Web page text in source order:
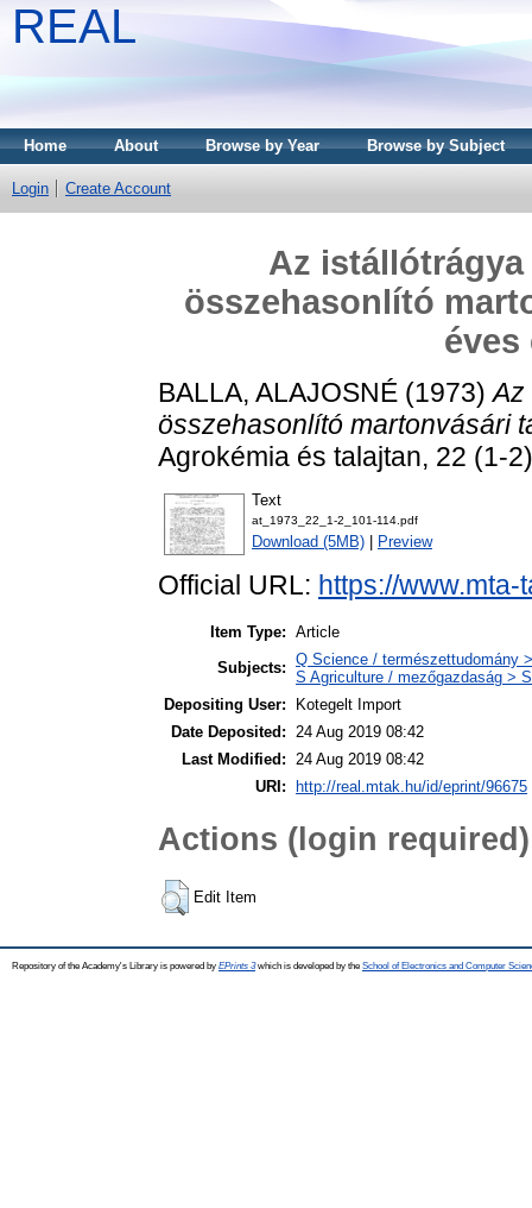
REAL
Home About Browse by Year Browse by Subject
Login Create Account
Az
összehasonlító
éves
BALLA, ALAJOSNÉ (1973)Az
összehasonlító martonvásári
Agrokémia és talajtan, 22 (1-
Text
at_1973_22_1-2_101-114.pdf
Download (5MB) Preview
Official URL: https://www.mta-
Item Type: Article
Subjects: Q Science / természettudomány
S Agriculture / mezőgazdaság >
Depositing User:
Kotegelt Import
Date Deposited: 24 Aug 2019 08:42
Last Modified: 24 Aug 2019 08:42
URI:
http://real.mtak.hu/id/eprint/96675
Actions (login required)
Edit Item
Repository of the Academy's Library is powered by EPrints 3which is developed by the School of Electronics and Computer